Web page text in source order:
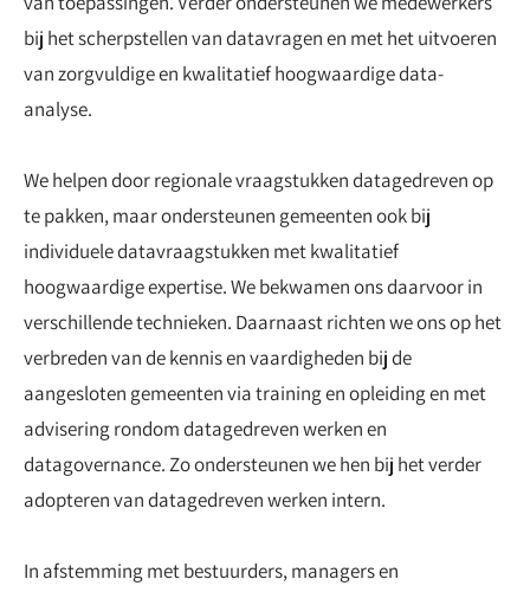
bij het scherpstellen van datavragen en met het uitvoeren
van zorgvuldige en kwalitatief hoogwaardige data-
analyse.
We helpen door regionale vraagstukken datagedreven op
te pakken, maar ondersteunen gemeenten ook bij
individuele datavraagstukken met kwalitatief
hoogwaardige expertise. We bekwamen ons daarvoor in
verschillende technieken. Daarnaast richten we ons op het
verbreden van de kennis en vaardigheden bij de
aangesloten gemeenten via training en opleiding en met
advisering rondom datagedreven werken en
datagovernance. Zo ondersteunen we hen bij het verder
adopteren van datagedreven werken intern.
In afstemming met bestuurders, managers en